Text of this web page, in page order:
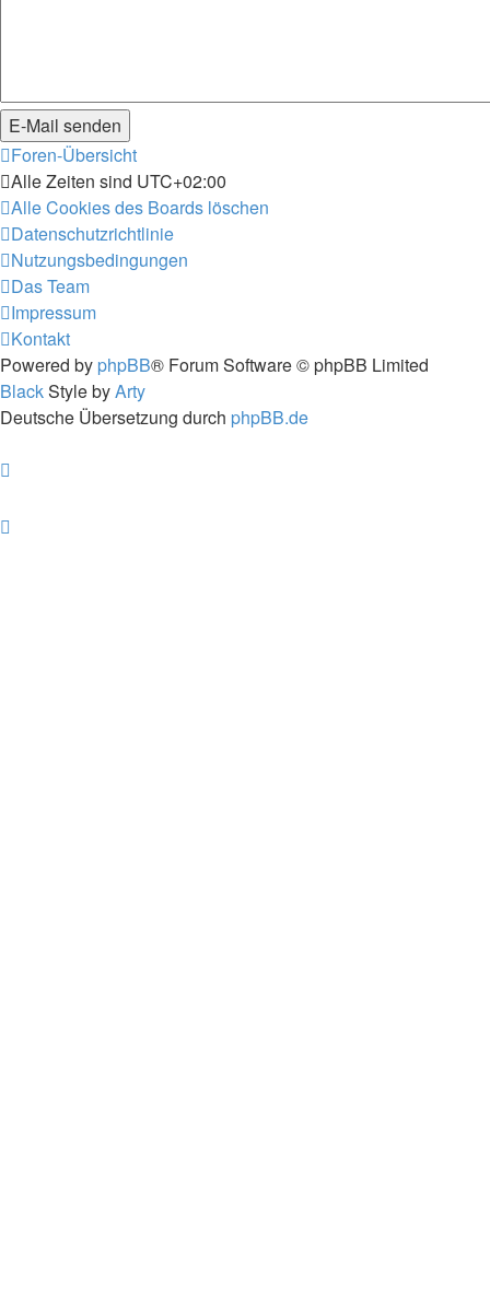
Foren-Übersicht
Alle Zeiten sind UTC+02:00
Alle Cookies des Boards löschen
Datenschutzrichtlinie
Nutzungsbedingungen
Das Team
Impressum
Kontakt
Powered by phpBB® Forum Software © phpBB Limited
BlackStyle byArty
Deutsche Übersetzung durch phpBB.de